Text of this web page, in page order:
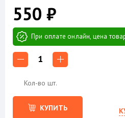
550 ₽
При оплате онлайн, цена
1
Кол-во шт.
КУПИТЬ